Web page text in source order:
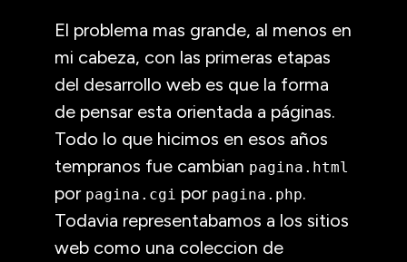
El problema mas grande, al menos en
mi cabeza, con las primeras etapas
del desarrollo web es que la forma
de pensar esta orientada a páginas.
Todo lo que hicimos en esos años
tempranos fue cambian pagina.html
por pagina.cgi por pagina.php.
Todavia representabamos a los sitios
web como una coleccion de